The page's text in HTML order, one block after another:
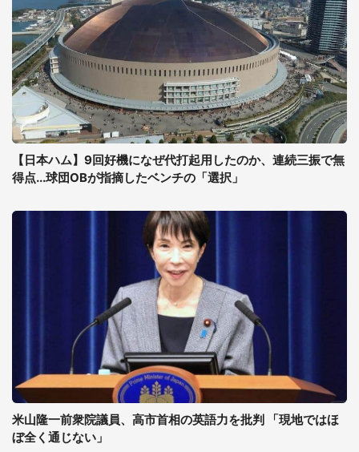
【日本ハム】9回好機になぜ代打起用したのか、連続三振で無
得点...球団OBが指摘したベンチの「選択」
米山隆一前衆院議員、高市首相の英語力を批判 「現地ではほ
ぼ全く通じない」